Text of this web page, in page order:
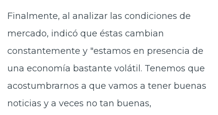
Finalmente, al analizar las condiciones de
mercado, indicó que éstas cambian
constantemente y "estamos en presencia de
una economía bastante volátil. Tenemos que
acostumbrarnos a que vamos a tener buenas
noticias y a veces no tan buenas,